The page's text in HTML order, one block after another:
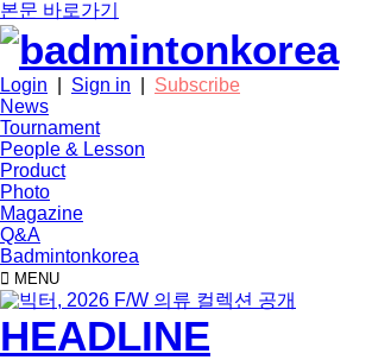
본문 바로가기
Login Sign in
Subscribe
News
Tournament
People & Lesson
Product
Photo
Magazine
Q&A
Badmintonkorea
MENU
HEADLINE